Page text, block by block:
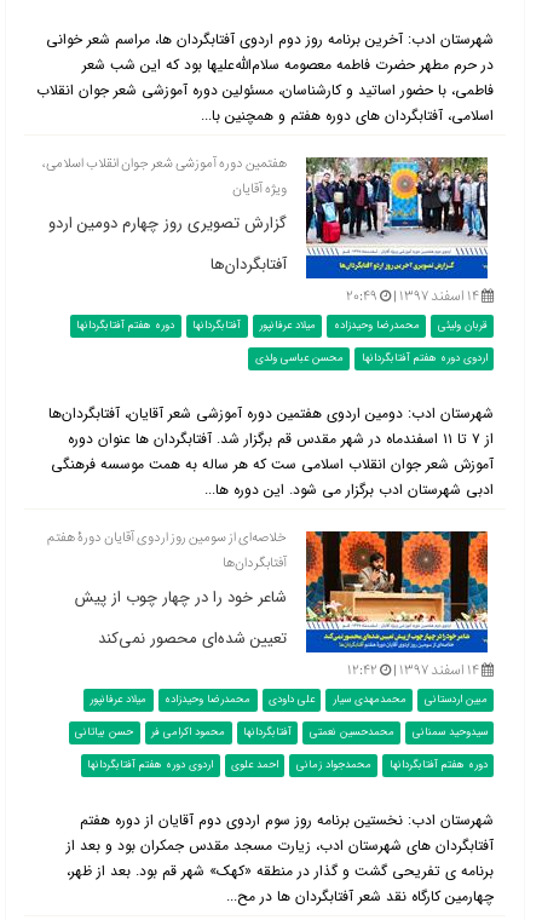
شهرستان ادب: آخرین برنامه روز دوم اردوی آفتابگردان ها، مراسم شعر خوانی
در حرم مطهر حضرت فاطمه معصومه سلام‌الله‌علیها بود که این شب شعر
فاطمی، با حضور اساتید و کارشناسان، مسئولین دوره آموزشی شعر جوان انقلاب
اسلامی، آفتابگردان های دوره هفتم و همچنین با...
هفتمین دوره آموزشی شعر جوان انقلاب اسلامی،
ویژه آقایان
گزارش تصویری روز چهارم دومین اردو
آفتابگردان‌ها
۱۴ اسفند ۱۳۹۷ | ۲۰:۴۹
قربان ولیئی محمدرضا وحیدزاده میلاد عرفانپور آفتابگردانها
دوره هفتم آفتابگردانها
اردوی دوره هفتم آفتابگردانها
محسن عباسی ولدی
شهرستان ادب: دومین اردوی هفتمین دوره آموزشی شعر آقایان، آفتابگردان‌ها
از ۷ تا ۱۱ اسفندماه در شهر مقدس قم برگزار شد. آفتابگردان ها عنوان دوره
آموزش شعر جوان انقلاب اسلامی ست که هر ساله به همت موسسه فرهنگی
ادبی شهرستان ادب برگزار می شود. این دوره ها...
خلاصه‌ای از سومین روز اردوی آقایان دورۀ هفتم
آفتابگردان‌ها
شاعر خود را در چهار چوب از پیش
تعیین شده‌ای محصور نمی‌کند
۱۴ اسفند ۱۳۹۷ | ۱۲:۴۲
مبین اردستانی محمدمهدی سیار علی داودی محمدرضا وحیدزاده
میلاد عرفانپور
سیدوحید سمنانی
محمدحسین نعمتی آفتابگردانها محمود اکرامی فر
حسن بیاتانی
دوره هفتم آفتابگردانها
محمدجواد زمانی احمد علوی اردوی دوره هفتم آفتابگردانها
شهرستان ادب: نخستین برنامه روز سوم اردوی دوم آقایان از دوره هفتم
آفتابگردان های شهرستان ادب، زیارت مسجد مقدس جمکران بود و بعد از
برنامه ی تفریحی گشت و گذار در منطقه «کهک» شهر قم بود. بعد از ظهر،
چهارمین کارگاه نقد شعر آفتابگردان ها در مح...